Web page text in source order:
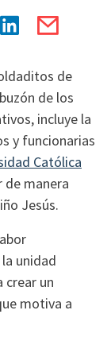
de
de los
incluye la
y funcionarias
Católica
de manera
Jesús.
unidad
crear un
motiva a